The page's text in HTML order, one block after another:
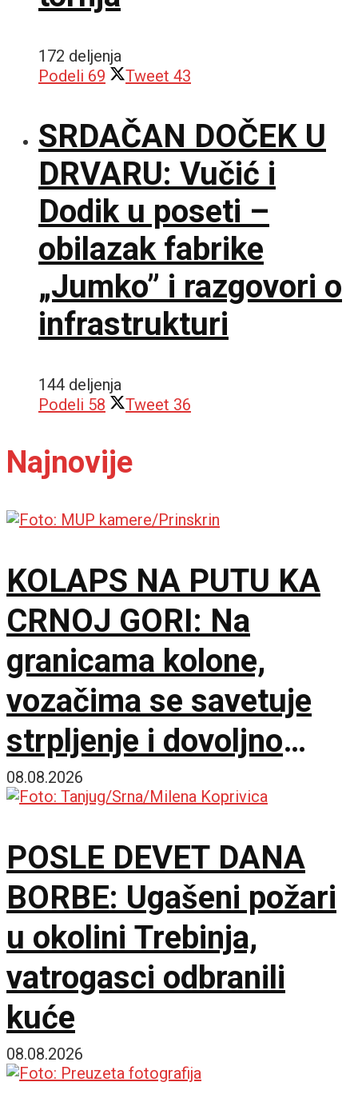
172 deljenja
Podeli 69 Tweet 43
SRDAČAN DOČEK U
DRVARU: Vučić i
Dodik u poseti –
obilazak fabrike
„Jumko” i razgovori o
infrastrukturi
144 deljenja
Podeli 58 Tweet 36
Najnovije
KOLAPS NA PUTU KA
CRNOJ GORI: Na
granicama kolone,
vozačima se savetuje
strpljenje i dovoljno
vode
08.08.2026
POSLE DEVET DANA
BORBE: Ugašeni požari
u okolini Trebinja,
vatrogasci odbranili
kuće
08.08.2026